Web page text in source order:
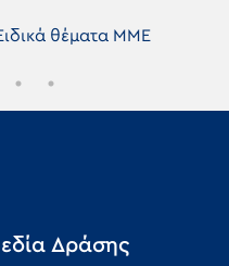
θέματα ΜΜΕ
Δράσης